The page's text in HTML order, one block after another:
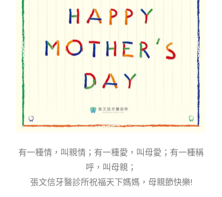
有一種情，叫親情；有一種愛，叫母愛；有一種稱
呼，叫母親；
​張文信牙醫診所祝福天下媽媽，母親節快樂!